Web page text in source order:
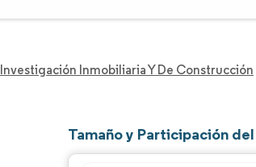
Investigación Inmobiliaria Y De Construcción
Tamaño y Participación